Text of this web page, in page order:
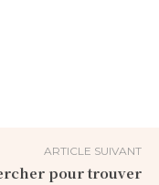
ARTICLE SUIVANT
pour trouver